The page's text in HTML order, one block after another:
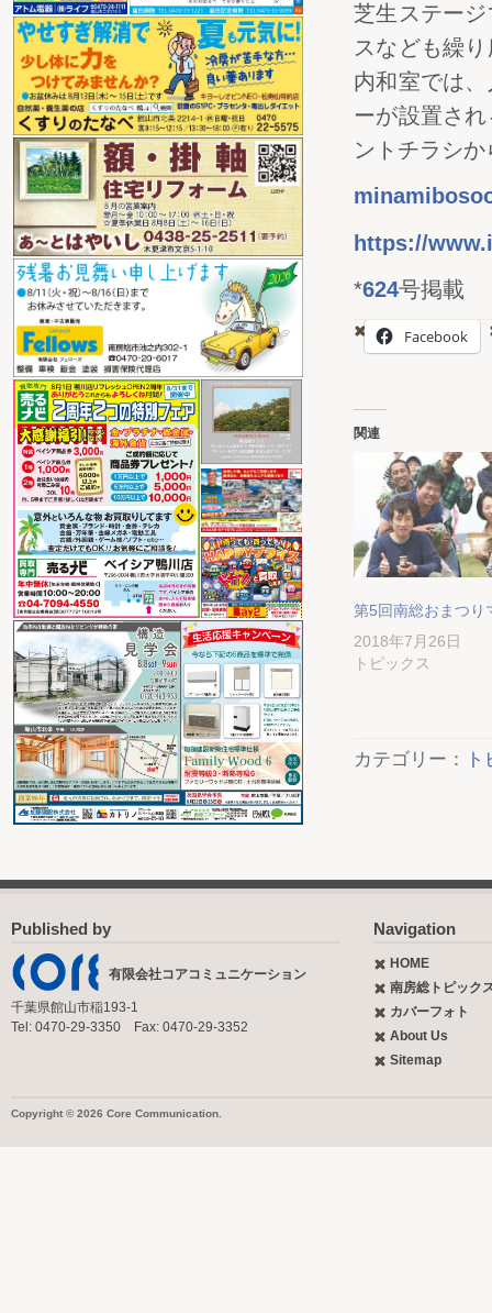
芝生ステー
スなども繰
内和室では
ーが設置さ
ントチラシか
https://
*624号掲載
Facebook
関連
第5回南総おまつり
2018年7月26日
トピックス
カテゴリー：
Published by
有限会社コアコミュニケーション
千葉県館山市稲193-1
Tel: 0470-29-3350 Fax: 0470-29-3352
Navigation
HOME
南房総トピック
カバーフォト
About Us
Sitemap
Copyright © 2026 Core Communication.